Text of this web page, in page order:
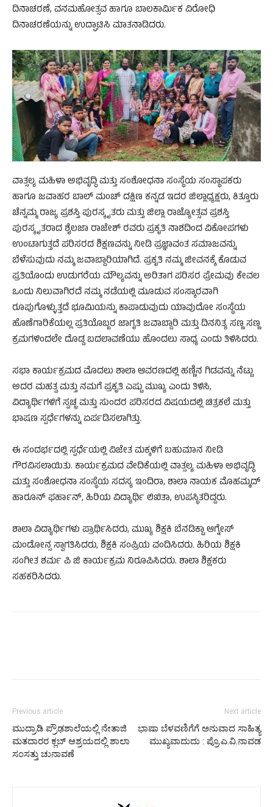
ದಿನಾಚರಣೆ, ವನಮಹೋತ್ಸವ ಹಾಗೂ ಬಾಲಕಾರ್ಮಿಕ ವಿರೋಧಿ
ದಿನಾಚರಣೆಯನ್ನು ಉದ್ಘಾಟಿಸಿ ಮಾತನಾಡಿದರು.
ವಾತ್ಸಲ್ಯ ಮಹಿಳಾ ಅಭಿವೃದ್ಧಿ ಮತ್ತು ಸಂಶೋಧನಾ ಸಂಸ್ಥೆಯ ಸಂಸ್ಥಾಪಕರು
ಹಾಗೂ ಜವಾಹರ ಬಾಲ್ ಮಂಚ್ ದಕ್ಷಿಣ ಕನ್ನಡ ಇದರ ಜಿಲ್ಲಾಧ್ಯಕ್ಷರು, ಕಿತ್ತೂರು
ಚೆನ್ನಮ್ಮ ರಾಜ್ಯ ಪ್ರಶಸ್ತಿ ಪುರಸ್ಕೃತರು ಮತ್ತು ಜಿಲ್ಲಾ ರಾಜ್ಯೋತ್ಸವ ಪ್ರಶಸ್ತಿ
ಪುರಸ್ಕೃತರಾದ ಶೈಲಜಾ ರಾಜೇಶ್ ರವರು ಪ್ರಕೃತಿ ನಾಶದಿಂದ ವಿಕೋಪಗಳು
ಉಂಟಾಗುತ್ತದೆ ಪರಿಸರದ ಶಿಕ್ಷಣವನ್ನು ನೀಡಿ ಪ್ರಜ್ಞಾವಂತ ಸಮಾಜವನ್ನು
ಬೆಳೆಸುವುದು ನಮ್ಮ ಜವಾಬ್ದಾರಿಯಾಗಿದೆ. ಪ್ರಕೃತಿ ನಮ್ಮ ಜೀವನಕ್ಕೆ ಕೊಡುವ
ಪ್ರತಿಯೊಂದು ಉಡುಗರೆಯ ಮೌಲ್ಯವನ್ನು ಅರಿತಾಗ ಪರಿಸರ ಪ್ರೇಮವು ಕೇವಲ
ಒಂದು ನಿಲುವಾಗಿರದೆ ನಮ್ಮ ನಡೆಯಲ್ಲಿ ಮೂಡುವ ಸಂಸ್ಕಾರವಾಗಿ
ರೂಪುಗೊಳ್ಳುತ್ತದೆ ಭೂಮಿಯನ್ನು ಕಾಪಾಡುವುದು ಯಾವುದೋ ಸಂಸ್ಥೆಯ
ಹೊಣೆಗಾರಿಕೆಯಲ್ಲ ಪ್ರತಿಯೊಬ್ಬರ ಜಾಗೃತಿ ಜವಾಬ್ದಾರಿ ಮತ್ತು ದಿನನಿತ್ಯ ಸಣ್ಣ ಸಣ್ಣ
ಕ್ರಮಗಳಿಂದಲೇ ದೊಡ್ಡ ಬದಲಾವಣೆಯು ಹೊಂದಲು ಸಾಧ್ಯ ಎಂದು ತಿಳಿಸಿದರು.
ಸಭಾ ಕಾರ್ಯಕ್ರಮದ ಮೊದಲು ಶಾಲಾ ಆವರಣದಲ್ಲಿ ಹಣ್ಣಿನ ಗಿಡವನ್ನು ನೆಟ್ಟು
ಅದರ ಮಹತ್ವ ಮತ್ತು ನಮಗೆ ಪ್ರಕೃತಿ ಎಷ್ಟು ಮುಖ್ಯ ಎಂದು ತಿಳಿಸಿ,
ವಿದ್ಯಾರ್ಥಿಗಳಿಗೆ ಸ್ವಚ್ಛ ಮತ್ತು ಸುಂದರ ಪರಿಸರದ ವಿಷಯದಲ್ಲಿ ಚಿತ್ರಕಲೆ ಮತ್ತು
ಭಾಷಣ ಸ್ಪರ್ಧೆಗಳನ್ನು ಏರ್ಪಡಿಸಲಾಗಿತ್ತು.
ಈ ಸಂದರ್ಭದಲ್ಲಿ ಸ್ಪರ್ಧೆಯಲ್ಲಿ ವಿಜೇತ ಮಕ್ಕಳಿಗೆ ಬಹುಮಾನ ನೀಡಿ
ಗೌರವಿಸಲಾಯಿತು. ಕಾರ್ಯಕ್ರಮದ ವೇದಿಕೆಯಲ್ಲಿ ವಾತ್ಸಲ್ಯ ಮಹಿಳಾ ಅಭಿವೃದ್ಧಿ
ಮತ್ತು ಸಂಶೋಧನಾ ಸಂಸ್ಥೆಯ ಸದಸ್ಯ ಇಂದಿರಾ, ಶಾಲಾ ನಾಯಕ ಮೊಹಮ್ಮದ್
ಹಾರೂನ್ ಫರ್ಹಾನ್, ಹಿರಿಯ ವಿದ್ಯಾರ್ಥಿ ಲಿಖಿತಾ, ಉಪಸ್ಥಿತರಿದ್ದರು.
ಶಾಲಾ ವಿದ್ಯಾರ್ಥಿಗಳು ಪ್ರಾರ್ಥಿಸಿದರು, ಮುಖ್ಯ ಶಿಕ್ಷಕಿ ಬೆನಡಿಕ್ಟಾ ಆಗ್ನೇಸ್
ಮಂಡೋನ್ಸ ಸ್ವಾಗತಿಸಿದರು, ಶಿಕ್ಷಕಿ ಸಂಪ್ರಿಯ ವಂದಿಸಿದರು. ಹಿರಿಯ ಶಿಕ್ಷಕಿ
ಸಂಗೀತ ಶರ್ಮ ಪಿ ಜಿ ಕಾರ್ಯಕ್ರಮ ನಿರೂಪಿಸಿದರು. ಶಾಲಾ ಶಿಕ್ಷಕರು
ಸಹಕರಿಸಿದರು.
Previous article
ಮುದ್ರಾಡಿ ಪ್ರೌಢಶಾಲೆಯಲ್ಲಿ ನೇತಾಜಿ
ಮತದಾರರ ಕ್ಲಬ್ ಆಶ್ರಯದಲ್ಲಿ ಶಾಲಾ
ಸಂಸತ್ತು ಚುನಾವಣೆ
Next article
ಭಾಷಾ ಬೆಳವಣಿಗೆಗೆ ಅನುವಾದ ಸಾಹಿತ್ಯ
ಮುಖ್ಯವಾದುದು : ಪ್ರೊ.ಎ.ವಿ.ನಾವಡ